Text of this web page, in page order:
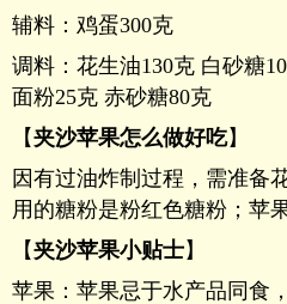
辅料：鸡蛋300克
调料：花生油130克 白砂糖
面粉25克 赤砂糖80克
【夹沙苹果怎么做好吃】
因有过油炸制过程，需准备
用的糖粉是粉红色糖粉；苹
【夹沙苹果小贴士】
苹果：苹果忌于水产品同食